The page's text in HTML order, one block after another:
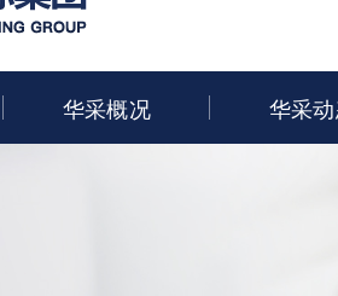
华采概况 华采